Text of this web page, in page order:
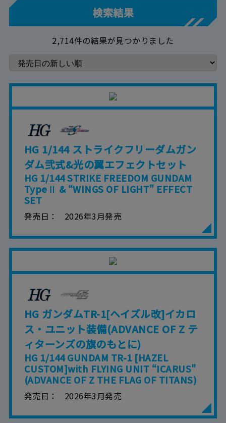
検索結果
2,714件の結果が見つかりました
HG 1/144 ストライクフリーダムガン
ダム弐式&光の翼エフェクトセット
HG 1/144 STRIKE FREEDOM GUNDAM
TypeⅡ & “WINGS OF LIGHT" EFFECT
SET
発売日 2026年3月発売
HG ガンダムTR-1[ヘイズル改]イカロ
ス・ユニット装備(ADVANCE OF Z テ
ィターンズの旗のもとに)
HG 1/144 GUNDAM TR-1 [HAZEL
CUSTOM]with FLYING UNIT “ICARUS"
(ADVANCE OF Z THE FLAG OF TITANS)
発売日 2026年3月発売